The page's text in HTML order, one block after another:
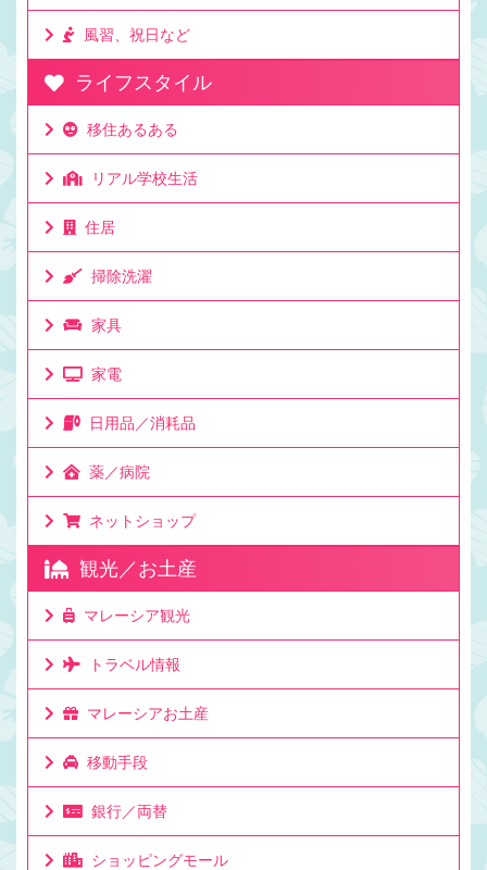
風習、祝日など
ライフスタイル
移住あるある
リアル学校生活
住居
掃除洗濯
家具
家電
日用品／消耗品
薬／病院
ネットショップ
観光／お土産
マレーシア観光
トラベル情報
マレーシアお土産
移動手段
銀行／両替
ショッピングモール